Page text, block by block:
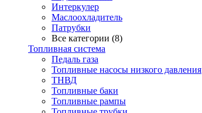
Интеркулер
Маслоохладитель
Патрубки
Все категории (8)
Топливная система
Педаль газа
Топливные насосы низкого давления
ТНВД
Топливные баки
Топливные рампы